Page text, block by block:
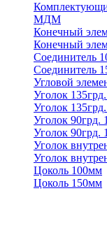
МДМ
Конечный
Конечный
Соединитель
Соединитель
Угловой
Уголок
Уголок
Уголок 90грд.
Уголок 90грд.
Уголок
Уголок
Цоколь 100мм
Цоколь 150мм